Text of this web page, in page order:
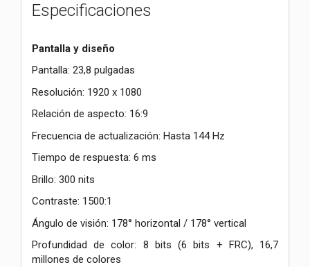
Especificaciones
Pantalla y diseño
Pantalla: 23,8 pulgadas
Resolución: 1920 x 1080
Relación de aspecto: 16:9
Frecuencia de actualización: Hasta 144 Hz
Tiempo de respuesta: 6 ms
Brillo: 300 nits
Contraste: 1500:1
Ángulo de visión: 178° horizontal / 178° vertical
Profundidad de color: 8 bits (6 bits + FRC), 16,7
millones de colores